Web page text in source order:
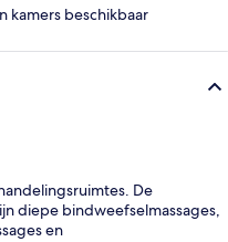
kamers beschikbaar
De
diepe bindweefselmassages,
en